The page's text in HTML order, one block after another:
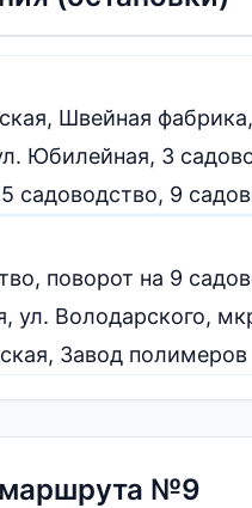
Швейная
Юбилейная, 3
садоводство, 9
поворот на 9
ул.
Завод полимеров
№9